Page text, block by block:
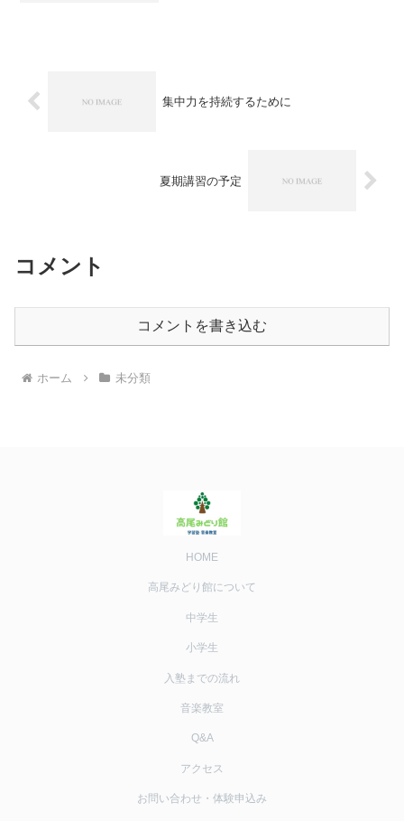
集中力を持続するために
夏期講習の予定
コメント
コメントを書き込む
ホーム 未分類
HOME
高尾みどり館について
中学生
小学生
入塾までの流れ
音楽教室
Q&A
アクセス
お問い合わせ・体験申込み